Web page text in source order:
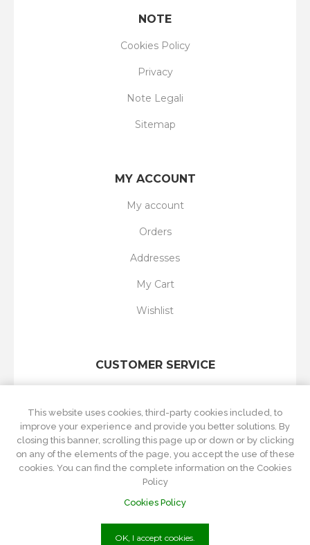
NOTE
Cookies Policy
Privacy
Note Legali
Sitemap
MY ACCOUNT
My account
Orders
Addresses
My Cart
Wishlist
CUSTOMER SERVICE
New products
Recently viewed
Compare products list
This website uses cookies, third-party cookies included, to
improve your experience and provide you better solutions. By
closing this banner, scrolling this page up or down or by clicking
on any of the elements of the page, you accept the use of these
cookies. You can find the complete information on the Cookies
Policy
Cookies Policy
OK, I accept cookies.